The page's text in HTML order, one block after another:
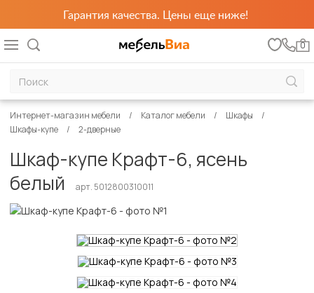
Гарантия качества. Цены еще ниже!
0
Интернет-магазин мебели Каталог мебели
Шкафы
Шкафы-купе
2-дверные
Шкаф-купе Крафт-6, ясень
белый
арт. 5012800310011